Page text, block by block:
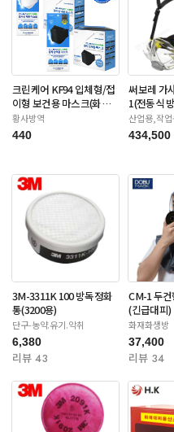
크린케어 KF94 입체형/접
이형 보건용 마스크(화이
트/블랙-대형)
황사방역
440
써보레 가
1(전동식
산업용,작업
434,500
3M-3311K 100 방독정화
통(3200용)
단구-농약.유기.악취
6,380
리뷰 43
CM-1 두
(긴급대피)
화재화생방
37,400
리뷰 34